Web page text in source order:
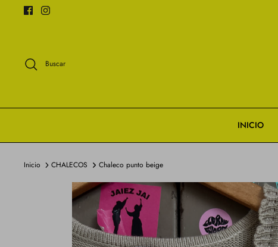
Buscar
INICIO
Inicio CHALECOS Chaleco punto beige